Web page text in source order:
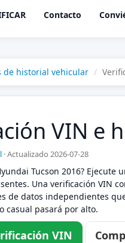
Contacto
de historial vehicular
VIN e
·Actualizado 2026-07-28
Tucson 2016?
Una verificación VIN
de datos independientes
casual pasará por alto.
VIN